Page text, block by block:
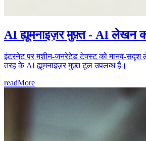
AI ह्यूमनाइज़र मुफ़्त - AI लेखन
इंटरनेट पर मशीन-जनरेटेड टेक्स्ट को मानव-
तरह के AI ह्यूमनाइज़र मुफ़्त टूल उपलब्ध हैं।
readMore